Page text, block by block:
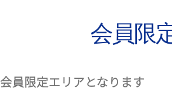
会員限
会員限定エリアとなります